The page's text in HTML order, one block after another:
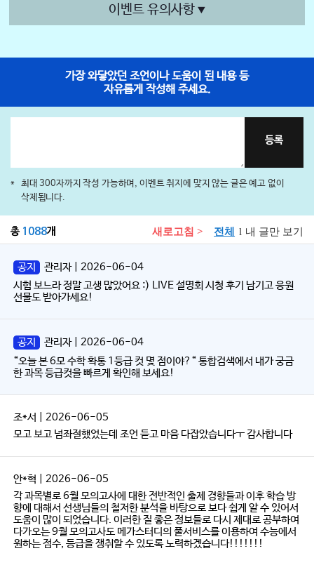
이벤트 유의사항
가장 와닿았던 조언이나 도움이 된 내용 등
자유롭게 작성해 주세요.
등록
최대 300자까지 작성 가능하며, 이벤트 취지에 맞지 않는 글은 예고 없이
삭제됩니다.
총 1088개 전체 l 내 글만 보기
새로고침 >
공지
관리자 | 2026-06-04
시험 보느라 정말 고생 많았어요 :) LIVE 설명회 시청 후기 남기고 응원
선물도 받아가세요!
공지
관리자 | 2026-06-04
“오늘 본 6모 수학 확통 1등급 컷 몇 점이야?“ 통합검색에서 내가 궁금
한 과목 등급컷을 빠르게 확인해 보세요!
조*서 | 2026-06-05
모고 보고 넘좌절했었는데 조언 듣고 마음 다잡았습니다ㅜ 감사합니다
안*혁 | 2026-06-05
각 과목별로 6월 모의고사에 대한 전반적인 출제 경향들과 이후 학습 방
향에 대해서 선생님들의 철저한 분석을 바탕으로 보다 쉽게 알 수 있어서
도움이 많이 되었습니다. 이러한 질 좋은 정보들로 다시 제대로 공부하여
다가오는 9월 모의고사도 메가스터디의 풀서비스를 이용하여 수능에서
원하는 점수, 등급을 쟁취할 수 있도록 노력하겠습니다!!!!!!!